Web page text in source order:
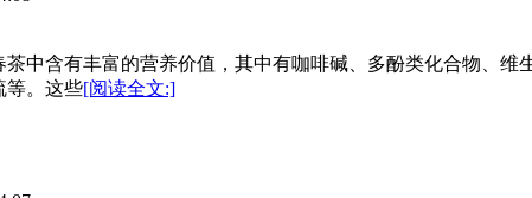
中含有丰富的营养价值，其中有咖啡碱、多酚类化合物、
等。这些[阅读全文:]